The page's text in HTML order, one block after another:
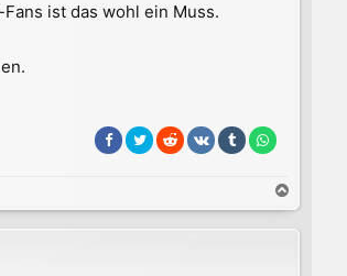
ist das wohl ein Muss.
a
c